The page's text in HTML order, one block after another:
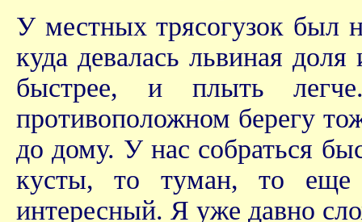
У местных трясогузок был
куда девалась львиная
быстрее, и плыть
противоположном берегу
до дому. У нас собраться
кусты, то туман, то еще
интересный. Я уже давно